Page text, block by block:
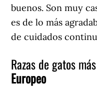
buenos. Son muy
es de lo más
de cuidados
Razas de gatos
Europeo